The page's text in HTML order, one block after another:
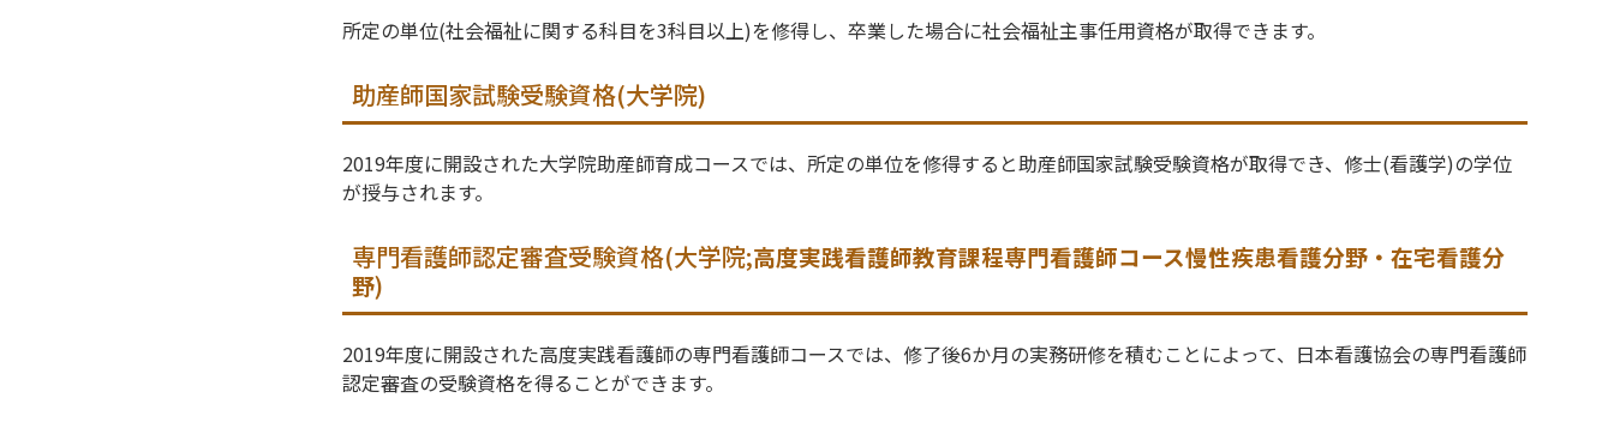
所定の単位(社会福祉に関する科目を3科目以上)を修得し、卒業した場合に社会福祉主事任用資格が取得できます。
助産師国家試験受験資格(大学院)
2019年度に開設された大学院助産師育成コースでは、所定の単位を修得すると助産師国家試験受験資格が取得でき、修士(看護学)の学位
が授与されます。
専門看護師認定審査受験資格(大学院;高度実践看護師教育課程専門看護師コース慢性疾患看護分野・在宅看護分
野)
2019年度に開設された高度実践看護師の専門看護師コースでは、修了後6か月の実務研修を積むことによって、日本看護協会の専門看護師
認定審査の受験資格を得ることができます。